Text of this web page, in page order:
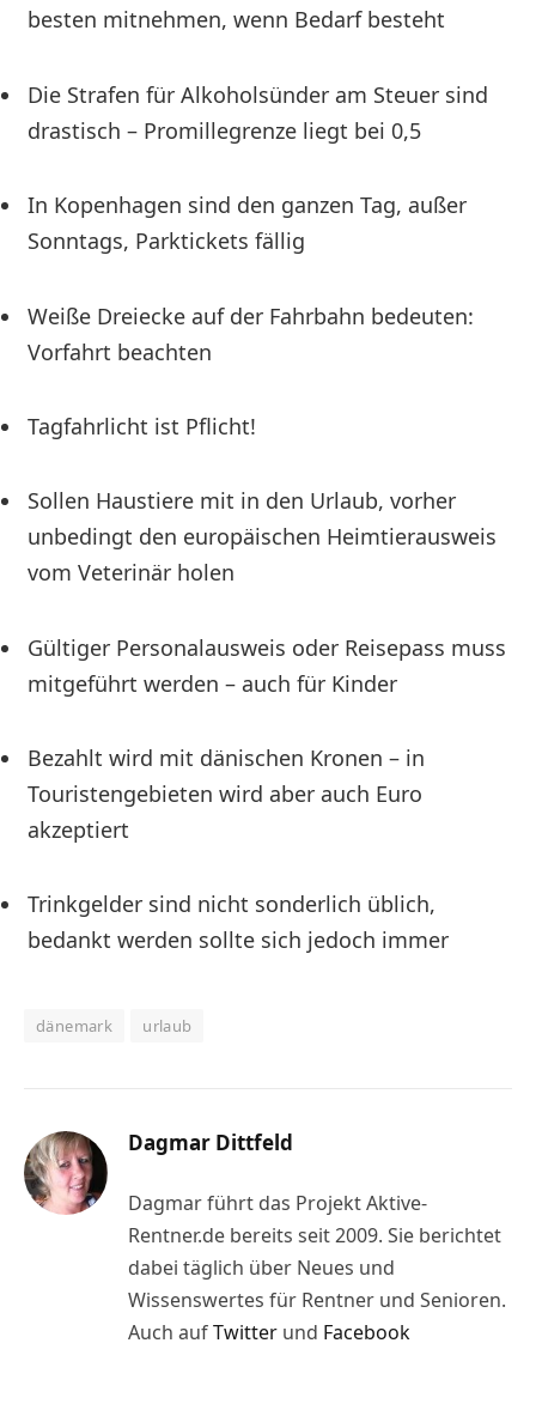
besten mitnehmen, wenn Bedarf besteht
Die Strafen für Alkoholsünder am Steuer sind
drastisch – Promillegrenze liegt bei 0,5
In Kopenhagen sind den ganzen Tag, außer
Sonntags, Parktickets fällig
Weiße Dreiecke auf der Fahrbahn bedeuten:
Vorfahrt beachten
Tagfahrlicht ist Pflicht!
Sollen Haustiere mit in den Urlaub, vorher
unbedingt den europäischen Heimtierausweis
vom Veterinär holen
Gültiger Personalausweis oder Reisepass muss
mitgeführt werden – auch für Kinder
Bezahlt wird mit dänischen Kronen – in
Touristengebieten wird aber auch Euro
akzeptiert
Trinkgelder sind nicht sonderlich üblich,
bedankt werden sollte sich jedoch immer
dänemark urlaub
Dagmar Dittfeld
Dagmar führt das Projekt Aktive-
Rentner.de bereits seit 2009. Sie berichtet
dabei täglich über Neues und
Wissenswertes für Rentner und Senioren.
Auch aufTwitter und Facebook